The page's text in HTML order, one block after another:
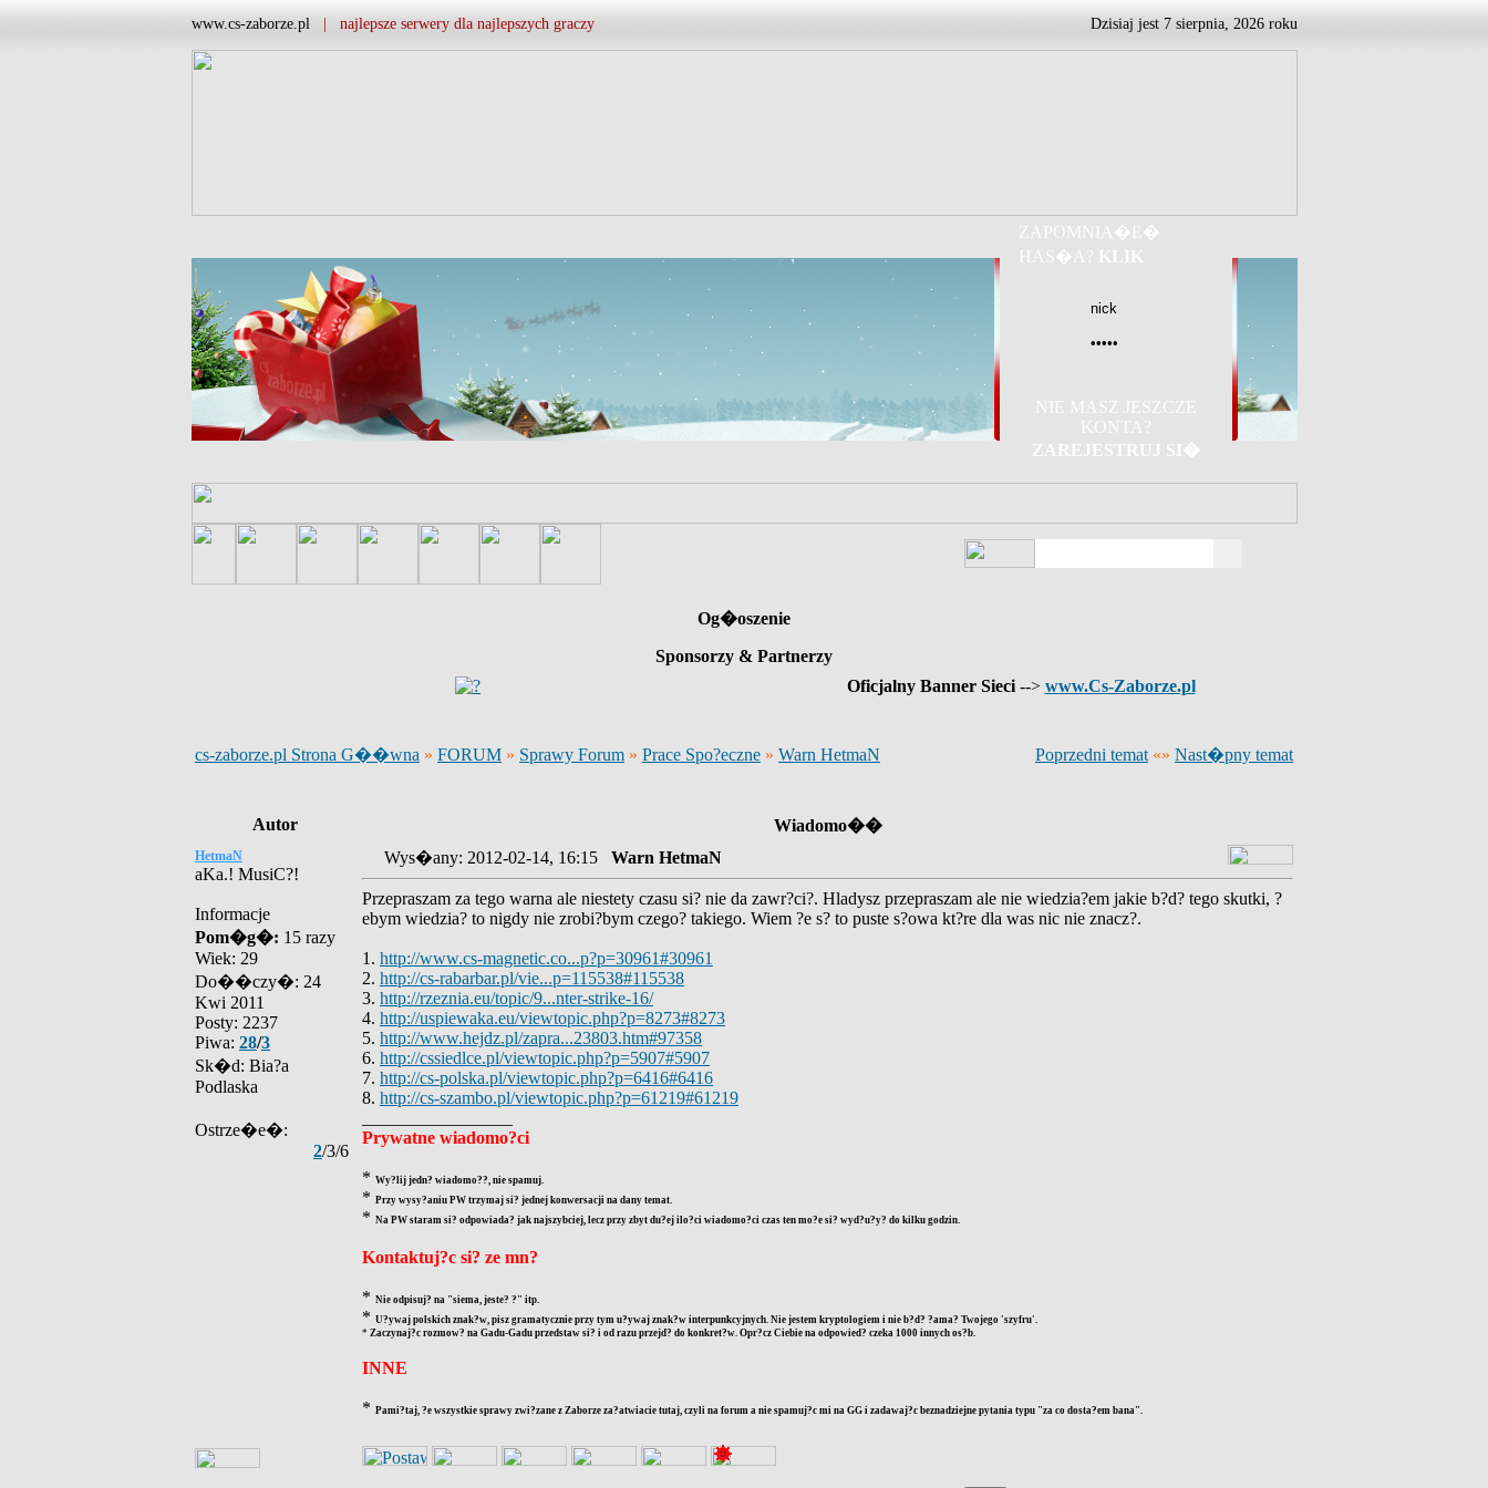
www.cs-zaborze.pl | najlepsze serwery dla najlepszych graczy Dzisiaj jest 7 sierpnia, 2026 roku
ZAPOMNIA�E�
HAS�A? KLIK
NIE MASZ JESZCZE
KONTA?
ZAREJESTRUJ SI�
Og�oszenie
Sponsorzy & Partnerzy
Oficjalny Banner Sieci --> www.Cs-Zaborze.pl
cs-zaborze.pl Strona G��wna » FORUM » Sprawy Forum » Prace Spo?eczne » Warn HetmaN Poprzedni temat «» Nast�pny temat
Autor Wiadomo��
HetmaN
aKa.! MusiC?!
Informacje
Pom�g�: 15 razy
Wiek: 29
Do��czy�: 24
Kwi 2011
Posty: 2237
Piwa: 28/3
Sk�d: Bia?a
Podlaska
Ostrze�e�:
2/3/6
Wys�any: 2012-02-14, 16:15 Warn HetmaN
Przepraszam za tego warna ale niestety czasu si? nie da zawr?ci?. Hladysz przepraszam ale nie wiedzia?em jakie b?d? tego skutki, ?
ebym wiedzia? to nigdy nie zrobi?bym czego? takiego. Wiem ?e s? to puste s?owa kt?re dla was nic nie znacz?.
1. http://www.cs-magnetic.co...p?p=30961#30961
2. http://cs-rabarbar.pl/vie...p=115538#115538
3. http://rzeznia.eu/topic/9...nter-strike-16/
4. http://uspiewaka.eu/viewtopic.php?p=8273#8273
5. http://www.hejdz.pl/zapra...23803.htm#97358
6. http://cssiedlce.pl/viewtopic.php?p=5907#5907
7. http://cs-polska.pl/viewtopic.php?p=6416#6416
8. http://cs-szambo.pl/viewtopic.php?p=61219#61219
Prywatne wiadomo?ci
* Wy?lij jedn? wiadomo??, nie spamuj.
* Przy wysy?aniu PW trzymaj si? jednej konwersacji na dany temat.
* Na PW staram si? odpowiada? jak najszybciej, lecz przy zbyt du?ej ilo?ci wiadomo?ci czas ten mo?e si? wyd?u?y? do kilku godzin.
Kontaktuj?c si? ze mn?
* Nie odpisuj? na "siema, jeste? ?" itp.
* U?ywaj polskich znak?w, pisz gramatycznie przy tym u?ywaj znak?w interpunkcyjnych. Nie jestem kryptologiem i nie b?d? ?ama? Twojego 'szyfru'.
* Zaczynaj?c rozmow? na Gadu-Gadu przedstaw si? i od razu przejd? do konkret?w. Opr?cz Ciebie na odpowied? czeka 1000 innych os?b.
INNE
* Pami?taj, ?e wszystkie sprawy zwi?zane z Zaborze za?atwiacie tutaj, czyli na forum a nie spamuj?c mi na GG i zadawaj?c beznadziejne pytania typu "za co dosta?em bana".